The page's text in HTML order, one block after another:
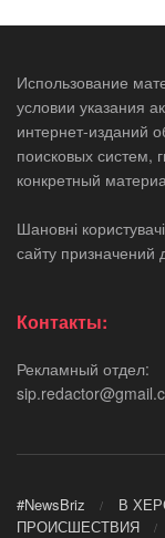
Использование
условии указания
интернет-изданий
поисковых систем,
конкретный
Шановні
сайту призначений
Контакты:
Рекламный отдел:
#NewsBriz В
ПРОИСШЕСТВИЯ